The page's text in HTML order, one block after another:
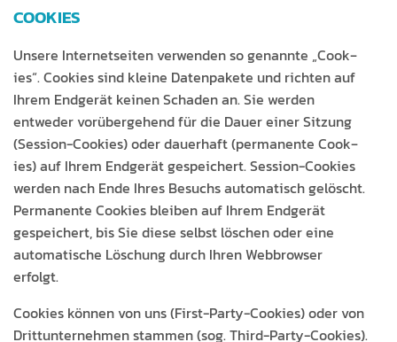
COOKIES
Unsere Inter­net­seit­en ver­wen­den so genan­nte „Cook­
ies“. Cook­ies sind kleine Daten­pakete und richt­en auf
Ihrem Endgerät keinen Schaden an. Sie wer­den
entwed­er vorüberge­hend für die Dauer ein­er Sitzung
(Ses­sion-Cook­ies) oder dauer­haft (per­ma­nente Cook­
ies) auf Ihrem Endgerät gespe­ichert. Ses­sion-Cook­ies
wer­den nach Ende Ihres Besuchs automa­tisch gelöscht.
Per­ma­nente Cook­ies bleiben auf Ihrem Endgerät
gespe­ichert, bis Sie diese selb­st löschen oder eine
automa­tis­che Löschung durch Ihren Web­brows­er
erfolgt.
Cook­ies kön­nen von uns (First-Par­ty-Cook­ies) oder von
Drit­tun­ternehmen stam­men (sog. Third-Par­ty-Cook­ies).